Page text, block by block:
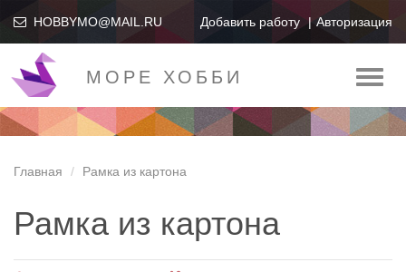
HOBBYMO@MAIL.RU Добавить работу Авторизация
МОРЕ ХОББИ
Главная Рамка из картона
Рамка из картона